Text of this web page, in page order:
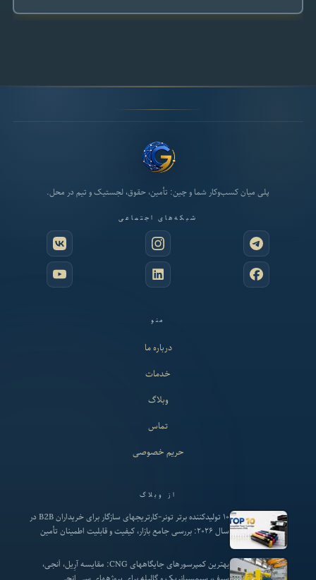
پلی میان کسب‌وکار شما و چین: تأمین، حقوق، لجستیک و تیم در محل.
شبکه‌های اجتماعی
منو
درباره ما
خدمات
وبلاگ
تماس
حریم خصوصی
از وبلاگ
۱۰ تولیدکننده برتر تونر-کارتریجهای سازگار برای خریداران B2B در
سال ۲۰۲۶: بررسی جامع بازار، کیفیت و قابلیت اطمینان تأمین
بهترین کمپرسورهای جایگاههای CNG: مقایسه آرِیل، اَنجی،